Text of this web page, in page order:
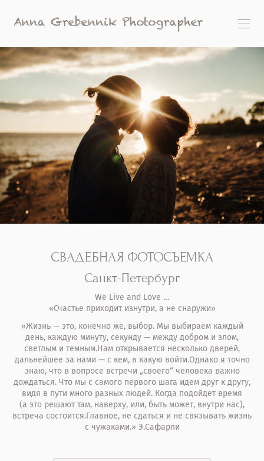
СВАДЕБНАЯ ФОТОСЪЕМКА
Санкт-Петербург
We Live and Love …
«Счастье приходит изнутри, а не снаружи»
«Жизнь — это, конечно же, выбор. Мы выбираем каждый
день, каждую минуту, секунду — между добром и злом,
светлым и темным.Нам открывается несколько дверей,
дальнейшее за нами — с кем, в какую войти.Однако я точно
знаю, что в вопросе встречи „своего“ человека важно
дождаться. Что мы с самого первого шага идем друг к другу,
видя в пути много разных людей. Когда подойдет время
(а это решают там, наверху, или, быть может, внутри нас),
встреча состоится.Главное, не сдаться и не связывать жизнь
с чужаками.» Э.Сафарли